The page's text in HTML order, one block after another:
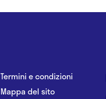
Termini e condizioni
Mappa del sito